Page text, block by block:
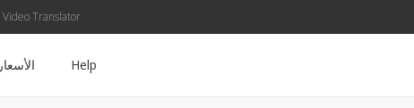
Video Translator
الأسعار Help